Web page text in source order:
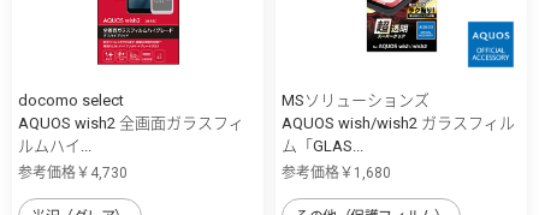
docomo select
AQUOS wish2 全画面ガラスフィ
ルムハイ...
参考価格￥4,730
MSソリューションズ
AQUOS wish/wish2 ガラスフィル
ム「GLAS...
参考価格￥1,680